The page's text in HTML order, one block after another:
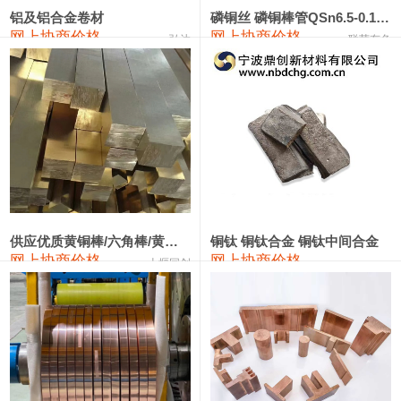
1#电解锰(99.7%袋装) 18,000—18,200 18,100 100
1#铬 60,000—82,000
553#硅 9,300—9,500
441#硅 9,600—9,800 9,700
3303#硅 10,300—10,500 10,400
2202#硅 14,100—14,300
金属硅3303#-2202# 10,400—14,200 12,300 0
漆包线 111,970—115,970 113,970
磷铜合金 110,800—117,600 114,200 400
无氧铜丝(硬) 109,710—110,010 109,860
铝及铝合金卷材
网上协商价格 弘达
磷铜丝 磷铜棒管QSn6.5-0.1 7-0.2 8-0.3
网上协商价格 联荣有色
供应优质黄铜棒/六角棒/黄铜方板
网上协商价格 十堰同创
铜钛 铜钛合金 铜钛中间合金
网上协商价格